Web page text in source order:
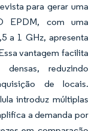
para gerar uma
EPDM, com uma
a 1 GHz, apresenta
vantagem facilita
reduzindo
de locais.
introduz múltiplas
a demanda por